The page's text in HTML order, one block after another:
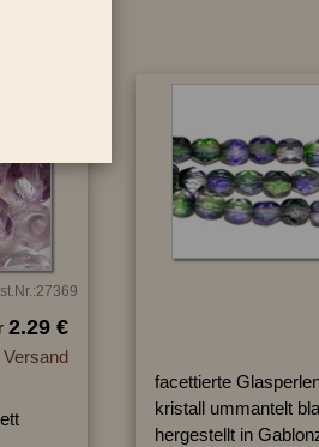
2.29 €
Versand
facettierte
kristall ummantelt
hergestellt in